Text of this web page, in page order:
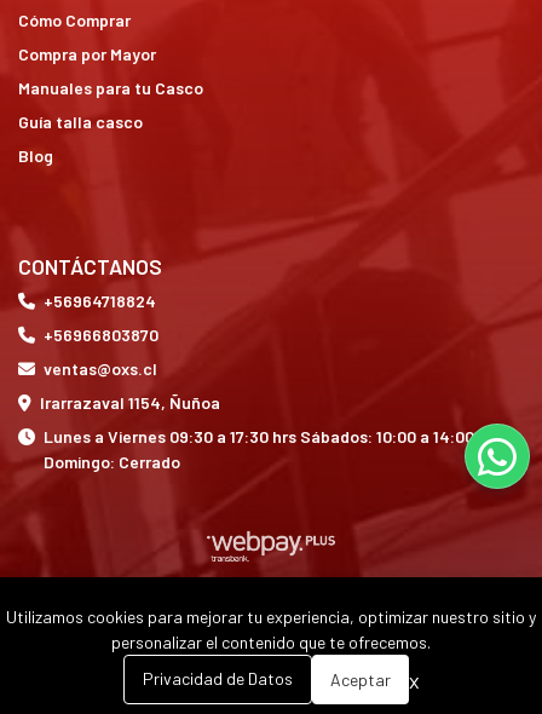
Cómo Comprar
Compra por Mayor
Manuales para tu Casco
Guía talla casco
Blog
CONTÁCTANOS
+56964718824
+56966803870
ventas@oxs.cl
Irarrazaval 1154, Ñuñoa
Lunes a Viernes 09:30 a 17:30 hrs Sábados: 10:00 a 14:00 hrs
Domingo: Cerrado
OXS © 2026
Utilizamos cookies para mejorar tu experiencia, optimizar nuestro sitio y
personalizar el contenido que te ofrecemos.
Privacidad de Datos
Aceptar x